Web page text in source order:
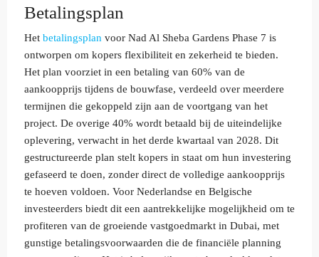
Betalingsplan
Het betalingsplan voor Nad Al Sheba Gardens Phase 7 is
ontworpen om kopers flexibiliteit en zekerheid te bieden.
Het plan voorziet in een betaling van 60% van de
aankoopprijs tijdens de bouwfase, verdeeld over meerdere
termijnen die gekoppeld zijn aan de voortgang van het
project. De overige 40% wordt betaald bij de uiteindelijke
oplevering, verwacht in het derde kwartaal van 2028. Dit
gestructureerde plan stelt kopers in staat om hun investering
gefaseerd te doen, zonder direct de volledige aankoopprijs
te hoeven voldoen. Voor Nederlandse en Belgische
investeerders biedt dit een aantrekkelijke mogelijkheid om te
profiteren van de groeiende vastgoedmarkt in Dubai, met
gunstige betalingsvoorwaarden die de financiële planning